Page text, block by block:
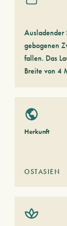
Ausladender
gebogenen
fallen. Das
Breite von 4
Herkunft
OSTASIEN